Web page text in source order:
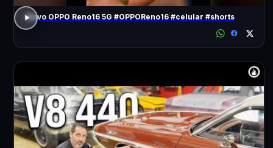
Novo OPPO Reno16 5G #OPPOReno16 #celular #shorts